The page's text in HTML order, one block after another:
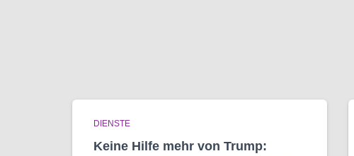
DIENSTE
Keine Hilfe mehr von Trump: